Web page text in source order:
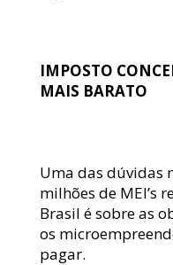
IMPOSTO
MAIS BARATO
Uma das dúvidas
milhões de MEI’s
Brasil é sobre as
os
pagar.